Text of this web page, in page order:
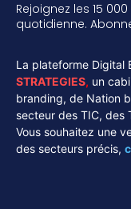
Rejoignez les 15
quotidienne.
La plateforme Digital
STRATEGIES, un
branding, de Nation
secteur des TIC, des
Vous souhaitez une
des secteurs précis,